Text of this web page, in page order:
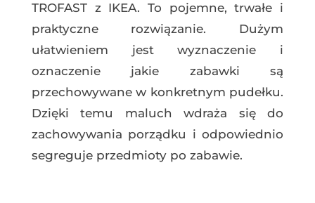
TROFAST z IKEA. To pojemne, trwałe i
praktyczne rozwiązanie. Dużym
ułatwieniem jest wyznaczenie i
oznaczenie jakie zabawki są
przechowywane w konkretnym pudełku.
Dzięki temu maluch wdraża się do
zachowywania porządku i odpowiednio
segreguje przedmioty po zabawie.